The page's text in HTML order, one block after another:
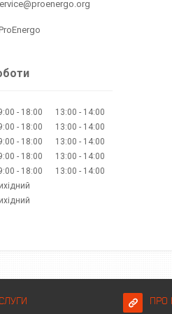
18:00 13:00
14:00
18:00 13:00
14:00
18:00 13:00
14:00
18:00 13:00
14:00
18:00 13:00
14:00
ПРО